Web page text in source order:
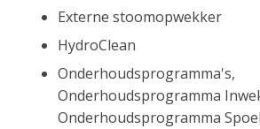
Externe stoomopwekker
HydroClean
Onderhoudsprogramma's,
Onderhoudsprogramma
Onderhoudsprogramma